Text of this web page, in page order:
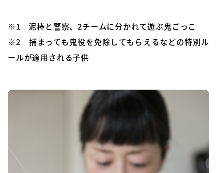
※1 泥棒と警察、2チームに分かれて遊ぶ鬼ごっこ
※2 捕まっても鬼役を免除してもらえるなどの特別ル
ールが適用される子供